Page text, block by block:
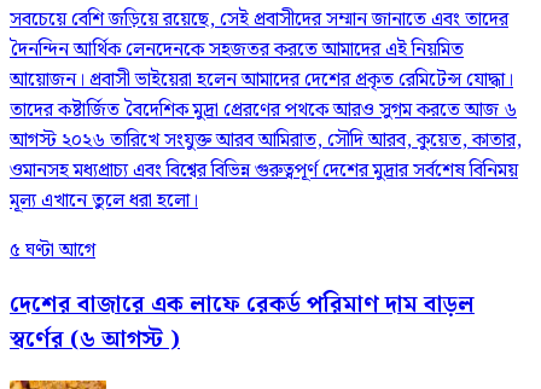
সবচেয়ে বেশি জড়িয়ে রয়েছে, সেই প্রবাসীদের সম্মান জানাতে এবং তাদের
দৈনন্দিন আর্থিক লেনদেনকে সহজতর করতে আমাদের এই নিয়মিত
আয়োজন। প্রবাসী ভাইয়েরা হলেন আমাদের দেশের প্রকৃত রেমিটেন্স যোদ্ধা।
তাদের কষ্টার্জিত বৈদেশিক মুদ্রা প্রেরণের পথকে আরও সুগম করতে আজ ৬
আগস্ট ২০২৬ তারিখে সংযুক্ত আরব আমিরাত, সৌদি আরব, কুয়েত, কাতার,
ওমানসহ মধ্যপ্রাচ্য এবং বিশ্বের বিভিন্ন গুরুত্বপূর্ণ দেশের মুদ্রার সর্বশেষ বিনিময়
মূল্য এখানে তুলে ধরা হলো।
৫ ঘণ্টা আগে
দেশের বাজারে এক লাফে রেকর্ড পরিমাণ দাম বাড়ল
স্বর্ণের (৬ আগস্ট )